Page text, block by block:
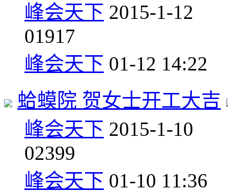
峰会天下 2015-1-12
01917
峰会天下 01-12 14:22
蛤蟆院 贺女士开工大吉
峰会天下 2015-1-10
02399
峰会天下 01-10 11:36